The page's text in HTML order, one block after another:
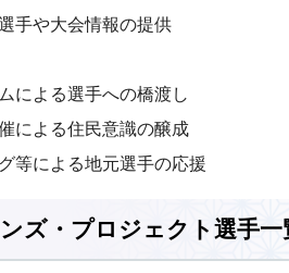
手や大会情報の提供
による選手への橋渡し
による住民意識の醸成
等による地元選手の応援
ズ・プロジェクト選手一